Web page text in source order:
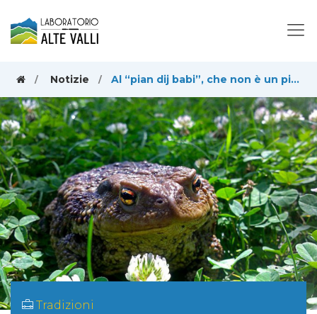
Notizie Al “pian dij babi”, che non è un pianoro montano
Tradizioni